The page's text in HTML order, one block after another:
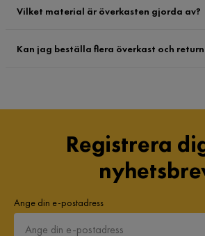
Vilket material är överkasten gjorda av?
Kan jag beställa flera överkast och
Registrera
Ange din e-postadress